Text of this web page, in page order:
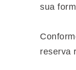
sua
reserva